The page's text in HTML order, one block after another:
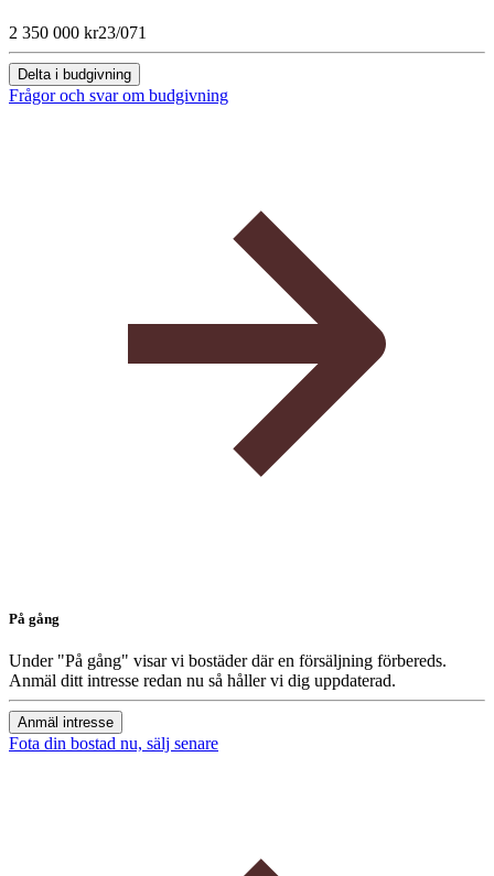
2 350 000 kr23/071
Delta i budgivning
Frågor och svar om budgivning
På gång
Under "På gång" visar vi bostäder där en försäljning förbereds.
Anmäl ditt intresse redan nu så håller vi dig uppdaterad.
Anmäl intresse
Fota din bostad nu, sälj senare